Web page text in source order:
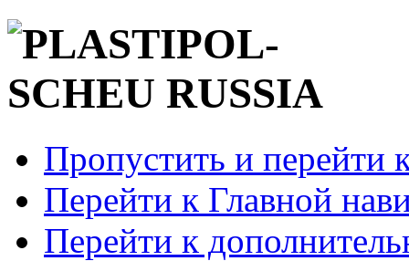
Пропустить и перейти
Перейти к Главной
Перейти к